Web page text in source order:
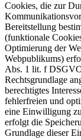
Cookies, die zur
Bereitstellung
(funktionale
Optimierung der
Webpublikums)
Abs. 1 lit. f
Rechtsgrundlage
berechtigtes
fehlerfreien und
eine Einwilligung
erfolgt die
Grundlage dieser